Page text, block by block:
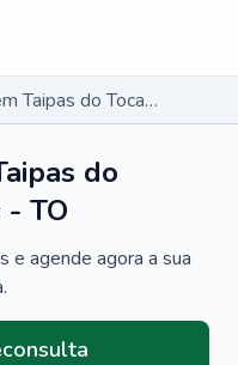
Geriatra em Taipas do Tocantins - TO
do
- TO
e agende agora a sua